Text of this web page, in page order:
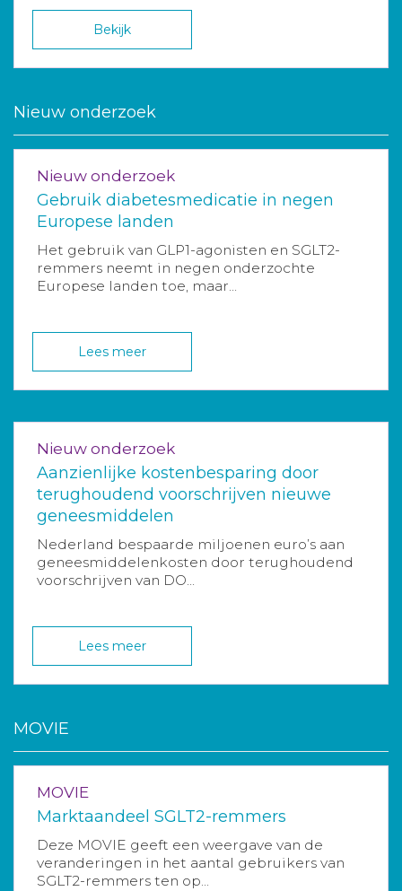
Bekijk
Nieuw onderzoek
Nieuw onderzoek
Gebruik diabetesmedicatie in negen
Europese landen
Het gebruik van GLP1-agonisten en SGLT2-
remmers neemt in negen onderzochte
Europese landen toe, maar...
Lees meer
Nieuw onderzoek
Aanzienlijke kostenbesparing door
terughoudend voorschrijven nieuwe
geneesmiddelen
Nederland bespaarde miljoenen euro’s aan
geneesmiddelenkosten door terughoudend
voorschrijven van DO...
Lees meer
MOVIE
MOVIE
Marktaandeel SGLT2-remmers
Deze MOVIE geeft een weergave van de
veranderingen in het aantal gebruikers van
SGLT2-remmers ten op...